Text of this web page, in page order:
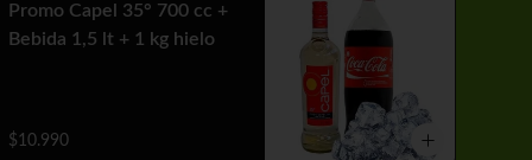
Promo Capel 35° 700 cc +
Bebida 1,5 lt + 1 kg hielo
$10.990